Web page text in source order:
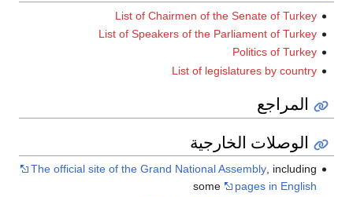
List of Chairmen of the Senate of Turkey
List of Speakers of the Parliament of Turkey
Politics of Turkey
List of legislatures by country
المراجع
الوصلات الخارجية
The official site of the Grand National Assembly, including
some
pages in English